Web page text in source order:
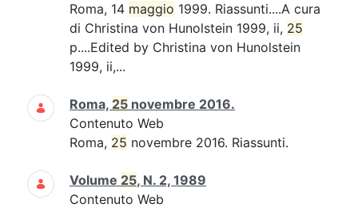
Roma, 14 maggio 1999. Riassunti....A cura
di Christina von Hunolstein 1999, ii, 25
p....Edited by Christina von Hunolstein
1999, ii,...
Roma, 25 novembre 2016.
Contenuto Web
Roma, 25 novembre 2016. Riassunti.
Volume 25, N. 2, 1989
Contenuto Web